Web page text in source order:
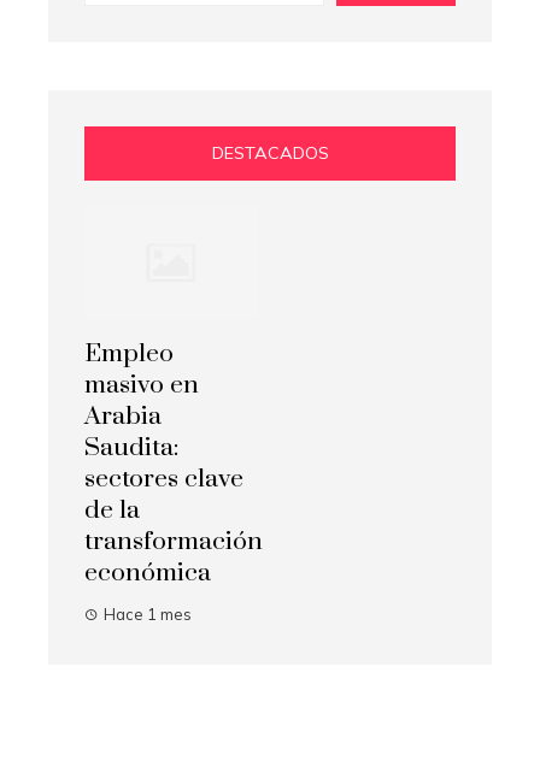
DESTACADOS
Empleo
masivo en
Arabia
Saudita:
sectores clave
de la
transformación
económica
Hace 1 mes